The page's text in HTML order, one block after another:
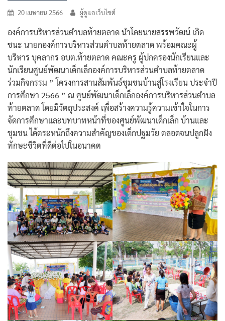
20 เมษายน 2566 ผู้ดูแลเว็บไซต์
องค์การบริหารส่วนตำบลท้ายตลาด นำโดยนายสรรพวัฒน์ เกิด
ชนะ นายกองค์การบริหารส่วนตำบลท้ายตลาด พร้อมคณะผู้
บริหาร บุคลากร อบต.ท้ายตลาด คณะครู ผู้ปกครองนักเรียนและ
นักเรียนศูนย์พัฒนาเด็กเล็กองค์การบริหารส่วนตำบลท้ายตลาด
ร่วมกิจกรรม ” โครงการสานสัมพันธ์ชุมชนบ้านสู่โรงเรียน ประจำปี
การศึกษา 2566 ” ณ ศูนย์พัฒนาเด็กเล็กองค์การบริหารส่วนตำบล
ท้ายตลาด โดยมีวัตถุประสงค์ เพื่อสร้างความรู้ความเข้าใจในการ
จัดการศึกษาและบทบาทหน้าที่่ของศูนย์พัฒนาเด็กเล็ก บ้านและ
ชุมชน ได้ตระหนักถึงความสำคัญของเด็กปฐมวัย ตลอดจนปลูกฝัง
ทักษะชีวิตที่ดีต่อไปในอนาคต